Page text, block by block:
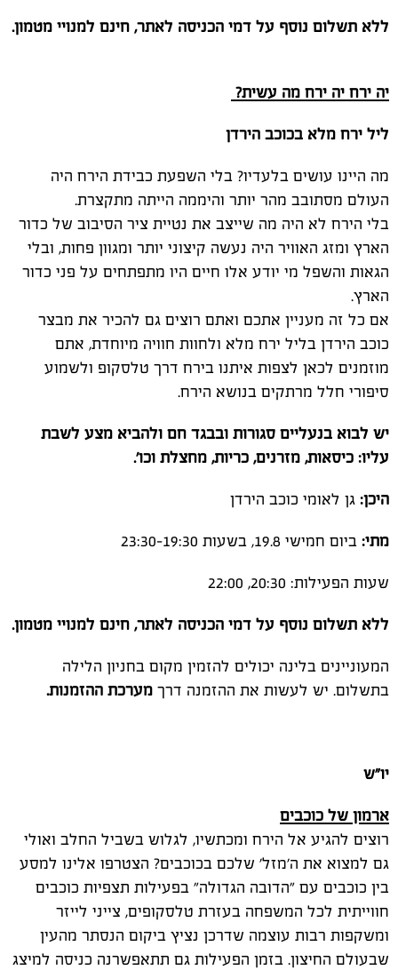
ללא תשלום נוסף על דמי הכניסה לאתר, חינם למנויי מטמון.
יה ירח יה ירח מה עשית?
ליל ירח מלא בכוכב הירדן
מה היינו עושים בלעדיו? בלי השפעת כבידת הירח היה
העולם מסתובב מהר יותר והיממה הייתה מתקצרת.
בלי הירח לא היה מה שייצב את נטיית ציר הסיבוב של כדור
הארץ ומזג האוויר היה נעשה קיצוני יותר ומגוון פחות, ובלי
הגאות והשפל מי יודע אלו חיים היו מתפתחים על פני כדור
הארץ.
אם כל זה מעניין אתכם ואתם רוצים גם להכיר את מבצר
כוכב הירדן בליל ירח מלא ולחוות חוויה מיוחדת, אתם
מוזמנים לכאן לצפות איתנו בירח דרך טלסקופ ולשמוע
סיפורי חלל מרתקים בנושא הירח.
יש לבוא בנעליים סגורות ובבגד חם ולהביא מצע לשבת
עליו: כיסאות, מזרנים, כריות, מחצלת וכו'.
היכן: גן לאומי כוכב הירדן
מתי: ביום חמישי 19.8, בשעות 19:30–23:30
שעות הפעילות: 20:30, 22:00
ללא תשלום נוסף על דמי הכניסה לאתר, חינם למנויי מטמון.
המעוניינים בלינה יכולים להזמין מקום בחניון הלילה
בתשלום. יש לעשות את ההזמנה דרך מערכת ההזמנות.
יו"ש
ארמון של כוכבים
רוצים להגיע אל הירח ומכתשיו, לגלוש בשביל החלב ואולי
גם למצוא את ה'מזל' שלכם בכוכבים? הצטרפו אלינו למסע
בין כוכבים עם "הדובה הגדולה" בפעילות תצפיות כוכבים
חווייתית לכל המשפחה בעזרת טלסקופים, צייני לייזר
ומשקפות רבות עוצמה שדרכן נציץ ביקום הנסתר מהעין
שבעולם החיצון. בזמן הפעילות גם תתאפשרנה כניסה למיצג